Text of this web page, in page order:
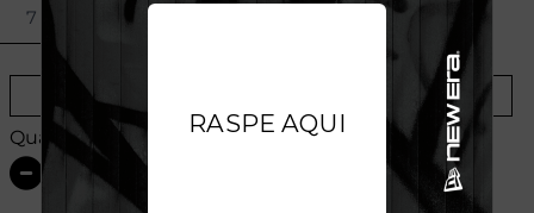
7 1/2
Provador Virtual Tabela de Medidas
Quantidade: